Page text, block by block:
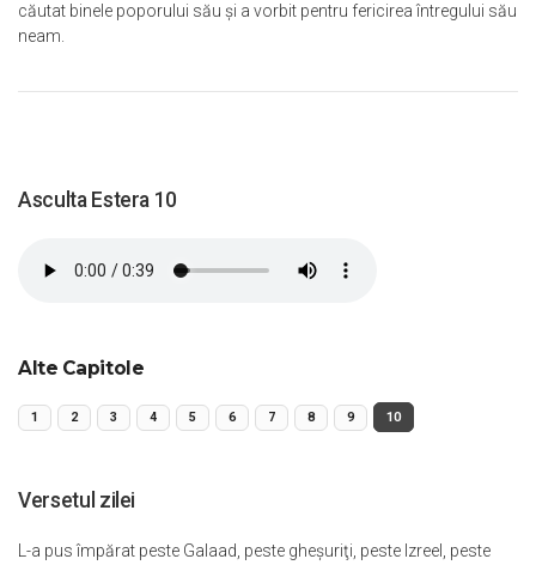
căutat binele poporului său şi a vorbit pentru fericirea întregului său
neam.
Asculta Estera 10
Alte Capitole
1 2 3 4 5 6 7 8 9 10
Versetul zilei
L-a pus împărat peste Galaad, peste gheşuriţi, peste Izreel, peste